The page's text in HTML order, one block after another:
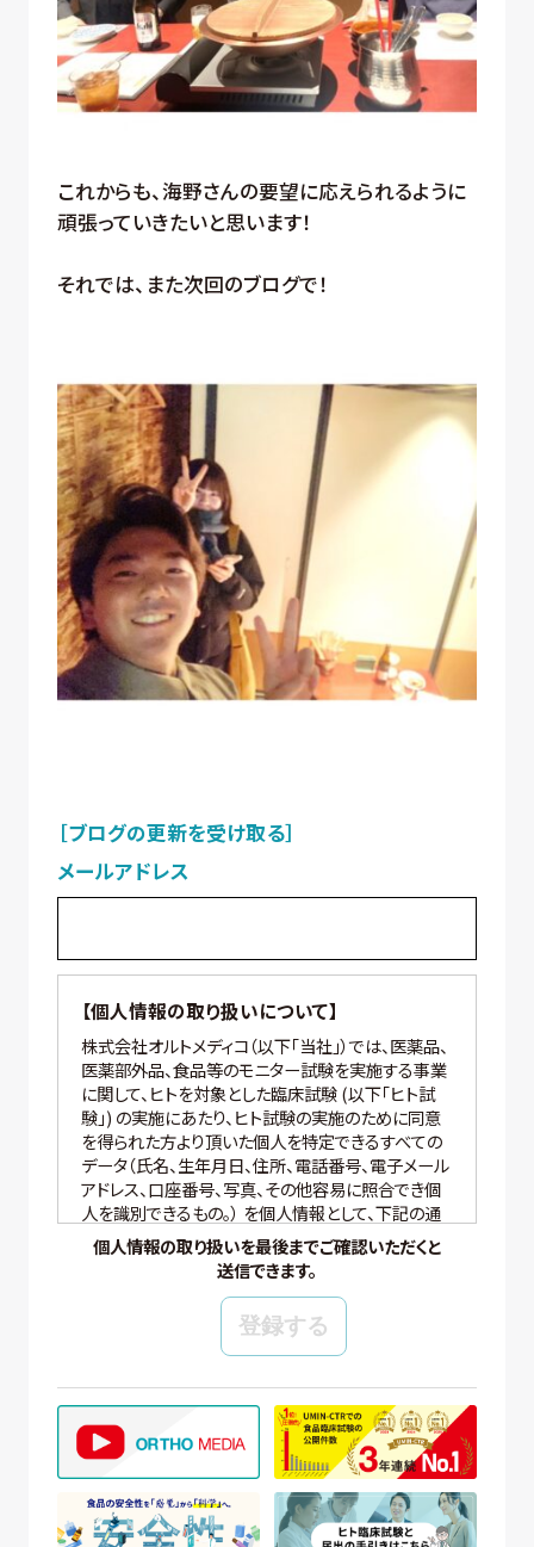
これからも、海野さんの要望に応えられるように
頑張っていきたいと思います！
それでは、また次回のブログで！
［ブログの更新を受け取る］
メールアドレス
【個人情報の取り扱いについて】
株式会社オルトメディコ（以下「当社」）では、医薬品、
医薬部外品、食品等のモニター試験を実施する事業
に関して、ヒトを対象とした臨床試験 (以下「ヒト試
験」) の実施にあたり、ヒト試験の実施のために同意
を得られた方より頂いた個人を特定できるすべての
データ（氏名、生年月日、住所、電話番号、電子メール
アドレス、口座番号、写真、その他容易に照合でき個
人を識別できるもの。） を個人情報として、下記の通
り適切に取り扱いいたします。
当社では、個人情報の保護管理者として個人情報保
護管理者を任命し、個人情報保護法、その他関連す
【個人情報の取得と利用目的】
当社は、以下の場合に個人情報を取得、および利用
いたします。
(ア) モニター試験に参加頂く方の個人情報について
個人情報の取り扱いを最後までご確認いただくと
送信できます。